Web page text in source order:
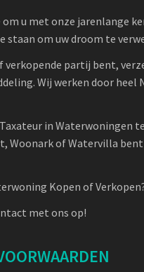
u met onze jarenlange
staan om uw droom te
verkopende partij bent,
Wij werken door heel
in Waterwoningen
Woonark of Watervilla bent
Kopen of
met ons op!